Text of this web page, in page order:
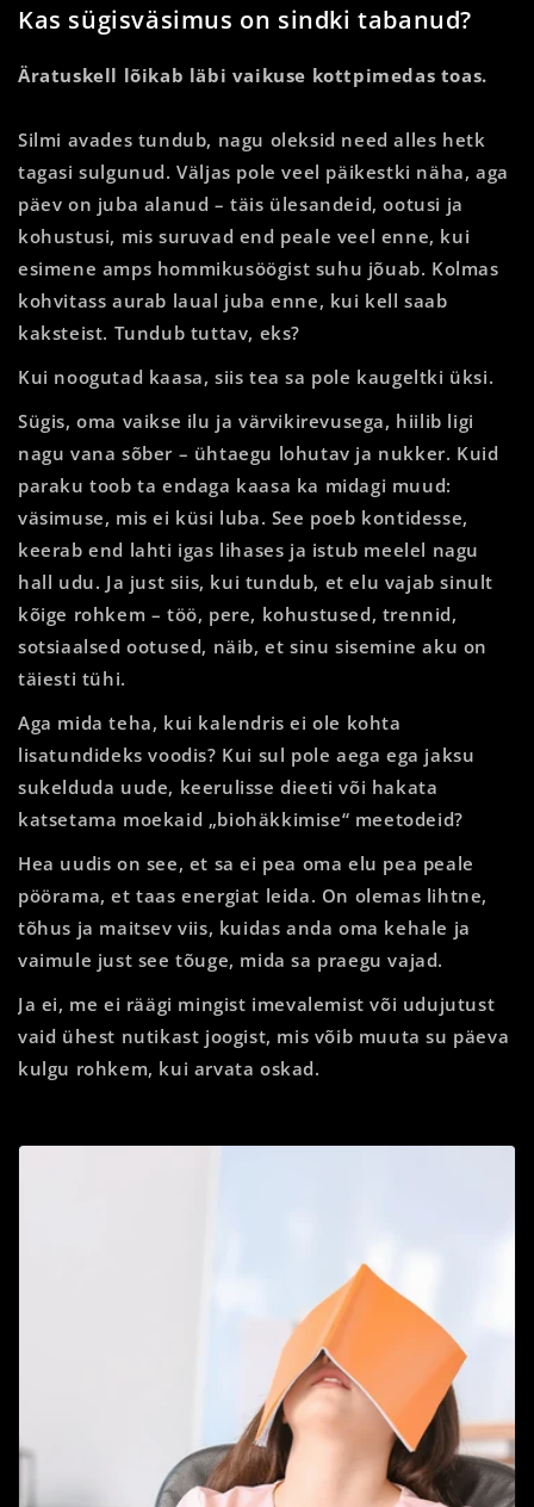
Kas sügisväsimus on sindki tabanud?
Äratuskell lõikab läbi vaikuse kottpimedas toas.
Silmi avades tundub, nagu oleksid need alles hetk
tagasi sulgunud. Väljas pole veel päikestki näha, aga
päev on juba alanud – täis ülesandeid, ootusi ja
kohustusi, mis suruvad end peale veel enne, kui
esimene amps hommikusöögist suhu jõuab. Kolmas
kohvitass aurab laual juba enne, kui kell saab
kaksteist. Tundub tuttav, eks?
Kui noogutad kaasa, siis tea sa pole kaugeltki üksi.
Sügis, oma vaikse ilu ja värvikirevusega, hiilib ligi
nagu vana sõber – ühtaegu lohutav ja nukker. Kuid
paraku toob ta endaga kaasa ka midagi muud:
väsimuse, mis ei küsi luba. See poeb kontidesse,
keerab end lahti igas lihases ja istub meelel nagu
hall udu. Ja just siis, kui tundub, et elu vajab sinult
kõige rohkem – töö, pere, kohustused, trennid,
sotsiaalsed ootused, näib, et sinu sisemine aku on
täiesti tühi.
Aga mida teha, kui kalendris ei ole kohta
lisatundideks voodis? Kui sul pole aega ega jaksu
sukelduda uude, keerulisse dieeti või hakata
katsetama moekaid „biohäkkimise“ meetodeid?
Hea uudis on see, et sa ei pea oma elu pea peale
pöörama, et taas energiat leida. On olemas lihtne,
tõhus ja maitsev viis, kuidas anda oma kehale ja
vaimule just see tõuge, mida sa praegu vajad.
Ja ei, me ei räägi mingist imevalemist või udujutust
vaid ühest nutikast joogist, mis võib muuta su päeva
kulgu rohkem, kui arvata oskad.